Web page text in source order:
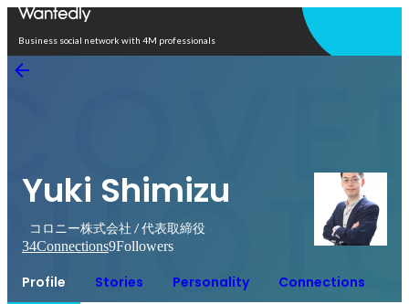
Business social network with 4M professionals
Yuki Shimizu
コロニー株式会社 / 代表取締役
34Connections9Followers
Profile Stories Personality Connections